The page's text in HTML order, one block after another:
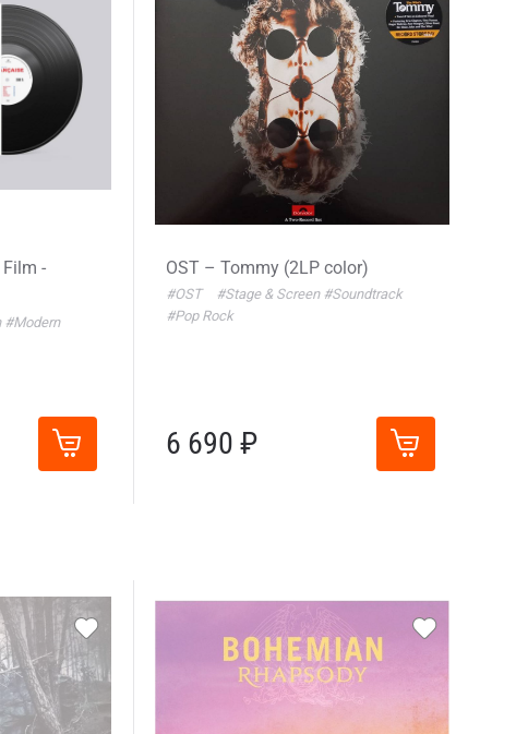
-
#Modern
OST – Tommy (2LP color)
#OST #Stage & Screen #Soundtrack
#Pop Rock
6 690 ₽